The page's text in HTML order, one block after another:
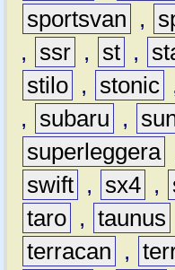
sportsvan
,
,
ssr , st ,
stilo , stonic
,
subaru ,
superleggera
swift , sx4 ,
taro , taunus
terracan
,